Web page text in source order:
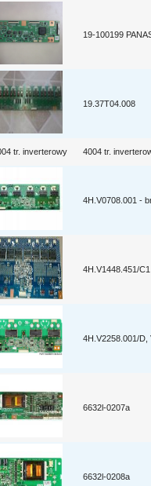
19-100199
19.37T04.008
4004 tr.
4H.V0708.001 -
4H.V1448.451/C1
4H.V2258.001/D,
6632l-0207a
6632l-0208a